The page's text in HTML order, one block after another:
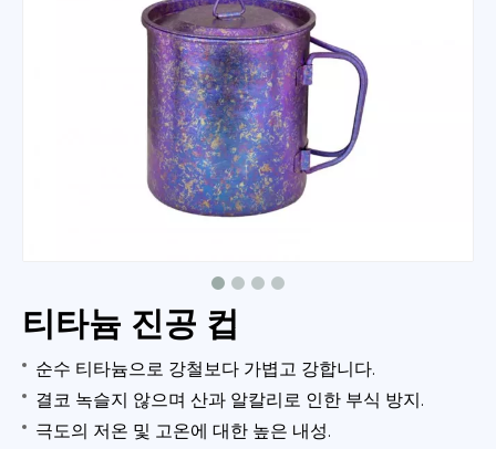
티타늄 진공 컵
순수 티타늄으로 강철보다 가볍고 강합니다.
결코 녹슬지 않으며 산과 알칼리로 인한 부식 방지.
극도의 저온 및 고온에 대한 높은 내성.